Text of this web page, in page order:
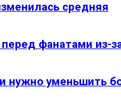
средняя
фанатами из-
нужно уменьшить